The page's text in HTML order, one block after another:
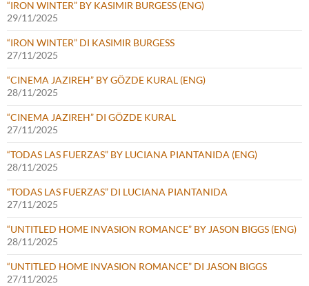
“IRON WINTER” BY KASIMIR BURGESS (ENG)
29/11/2025
“IRON WINTER” DI KASIMIR BURGESS
27/11/2025
“CINEMA JAZIREH” BY GÖZDE KURAL (ENG)
28/11/2025
“CINEMA JAZIREH” DI GÖZDE KURAL
27/11/2025
“TODAS LAS FUERZAS” BY LUCIANA PIANTANIDA (ENG)
28/11/2025
“TODAS LAS FUERZAS” DI LUCIANA PIANTANIDA
27/11/2025
“UNTITLED HOME INVASION ROMANCE” BY JASON BIGGS (ENG)
28/11/2025
“UNTITLED HOME INVASION ROMANCE” DI JASON BIGGS
27/11/2025